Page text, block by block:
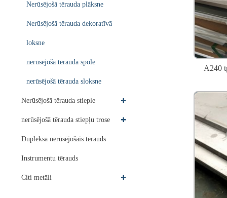
Nerūsējošā tērauda plāksne
Nerūsējošā tērauda dekoratīvā
loksne
nerūsējošā tērauda spole
nerūsējošā tērauda sloksne
Nerūsējošā tērauda stieple
nerūsējošā tērauda stiepļu trose
Dupleksa nerūsējošais tērauds
Instrumentu tērauds
Citi metāli
A240